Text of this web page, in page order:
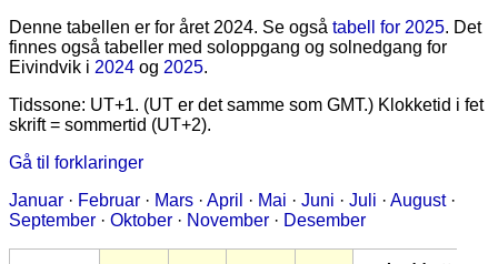
Denne tabellen er for året 2024. Se også tabell for 2025. Det
finnes også tabeller med soloppgang og solnedgang for
Eivindvik i 2024 og 2025.
Tidssone: UT+1. (UT er det samme som GMT.) Klokketid i fet
skrift = sommertid (UT+2).
Gå til forklaringer
Januar · Februar · Mars · April · Mai · Juni · Juli · August·
September · Oktober · November · Desember